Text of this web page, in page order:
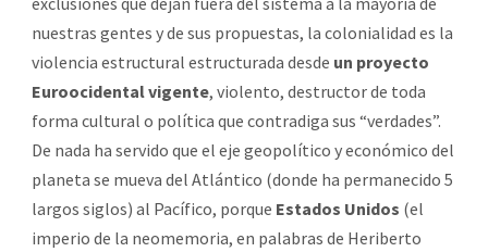
nuestras gentes y de sus propuestas, la colonialidad es la
violencia estructural estructurada desde un proyecto
Euroocidental vigente, violento, destructor de toda
forma cultural o política que contradiga sus “verdades”.
De nada ha servido que el eje geopolítico y económico del
planeta se mueva del Atlántico (donde ha permanecido 5
largos siglos) al Pacífico, porque Estados Unidos (el
imperio de la neomemoria, en palabras de Heriberto